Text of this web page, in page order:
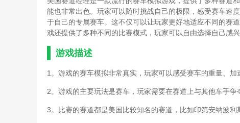
能也非常出色。玩家可以随时挑战自己的极限，感受赛车速
于自己的专属赛车。这不仅可以让玩家更好地适应不同的赛
戏还提供了多种不同的比赛模式，玩家可以自由选择自己感
游戏描述
1。游戏的赛车模拟非常真实，玩家可以感受赛车的重量、加
2。游戏的主要玩法是赛车，玩家需要在赛道上与其他车手争
3。比赛的赛道都是美国比较知名的赛道，比如印第安纳波